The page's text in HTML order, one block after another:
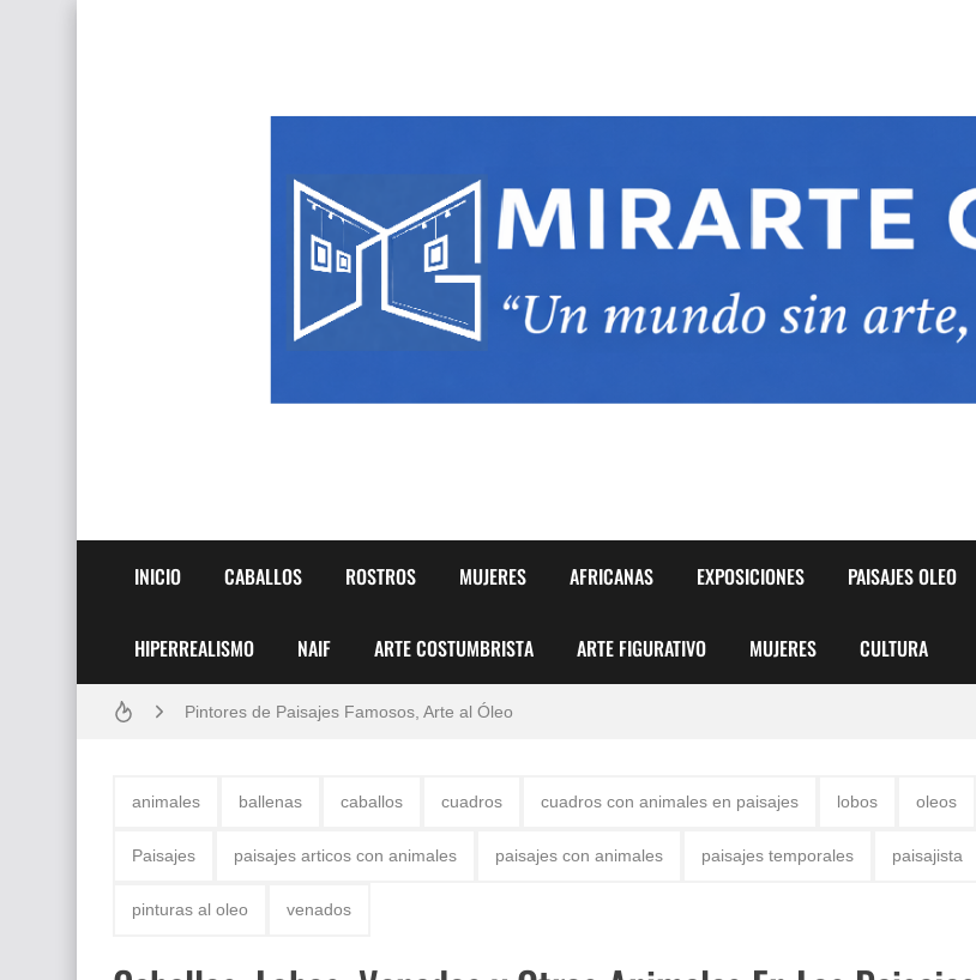
INICIO CABALLOS ROSTROS MUJERES AFRICANAS EXPOSICIONES PAISAJES OLEO
HIPERREALISMO NAIF ARTE COSTUMBRISTA ARTE FIGURATIVO MUJERES CULTURA
Frutas y Flores Para Colorear Imágenes
Pintores de Paisajes Famosos, Arte al Óleo
animales ballenas caballos cuadros cuadros con animales en paisajes lobos oleos
Paisajes paisajes articos con animales paisajes con animales paisajes temporales paisajista
pinturas al oleo venados